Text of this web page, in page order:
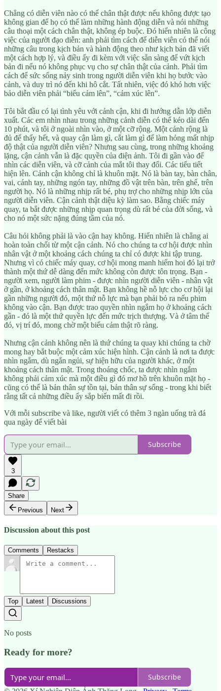
Chẳng có diễn viên nào có thể chân thật được nếu không được tạo
không gian để họ có thể làm những hành động diễn và nói những
câu thoại một cách chân thật, không ép buộc. Đó hiển nhiên là công
việc của người đạo diễn: anh phải tìm cách để diễn viên có thể nói
những câu trong kịch bản và hành động theo như kịch bản đã viết
một cách hợp lý, và điều ấy đi kèm với việc sẵn sàng để vứt kịch
bản đi nếu nó không phục vụ cho sự chân thật của cảnh. Phải tìm
cách để sức sống nảy sinh trong người diễn viên khi họ bước vào
cảnh, và duy trì nó đến khi hô cắt. Tất nhiên, việc đó khó hơn việc
bảo diễn viên phải “biểu cảm lên”, “cảm xúc lên”.
Tôi bắt đầu có lại tình yêu với cảnh cận, khi đi hướng dẫn lớp diễn
xuất. Các em nhìn nhau trong những cảnh diễn có thể kéo dài đến
10 phút, và tôi ở ngoài nhìn vào, ở một cỡ rộng. Một cảnh rộng là
đủ để thấy hết, và quay cận làm gì, cắt làm gì để làm hỏng mất nhịp
độ thật của người diễn viên? Nhưng sau cùng, trong những khoảng
lặng, cận cảnh vẫn là đặc quyền của điện ảnh. Tôi đi gần vào để
nhìn các diễn viên, và cỡ cảnh của mắt tôi thay đổi. Các tiểu tiết
hiện lên. Cảnh cận không chỉ là khuôn mặt. Nó là bàn tay, bàn chân,
vai, cánh tay, những ngón tay, những đồ vật trên bàn, trên ghế, trên
người họ. Nó là những nhịp rất bé, phụ trợ cho những nhịp lớn của
người diễn viên. Cận cảnh thật diệu kỳ làm sao. Bằng chiếc máy
quay, ta bắt được những nhịp quan trọng dù rất bé của đời sống, và
cho nó một sức nặng đúng tầm của nó.
Câu hỏi không phải là vào cận hay không. Hiển nhiên là chẳng ai
hoàn toàn chối từ một cận cảnh. Nó cho chúng ta cơ hội được nhìn
nhân vật ở một khoảng cách chúng ta chỉ có được khi tập trung.
Nhưng vì có chiếc máy quay, cơ hội mong manh hiếm hoi đó lại trở
thành một thứ dễ dàng đến mức không còn được tôn trọng. Bạn -
người xem, người làm phim - được nhìn người diễn viên - nhân vật
ở gần, ở khoảng cách thân mật. Bạn không hề nỗ lực cho cơ hội lại
gần những người đó, một thứ nỗ lực mà bạn phải bỏ ra nếu phim
không vào cận. Bạn được trao quyền nhìn ngắm họ ở khoảng cách
gần - đó là một thứ quyền lực đến mức trịch thượng. Và ở tâm thế
đó, vị trí đó, mong chờ một biểu cảm thật rõ ràng.
Nhưng cận cảnh không nên là thứ chúng ta quay khi chúng ta chờ
mong hay bắt buộc một cảm xúc hiện hình. Cận cảnh là nơi ta được
nhìn ngắm, dù ngắn ngủi, sự hiện hữu của người khác, ở một
khoảng cách thân mật. Trong thoáng chốc, ta được nhìn ngắm
không phải cảm xúc mà một điều gì đó mơ hồ trên khuôn mặt họ -
cũng có thể là bản thân sự tồn tại, bản thân sự sống - trong khi biết
rằng tất cả những điều ấy sắp biến mất đi rồi.
Với mỗi subscribe và like, người viết có thêm 3 ngàn uống trà đá
qua ngày để viết bài
Subscribe
3
Share
Previous
Next
Discussion about this post
Comments Restacks
Top Latest Discussions
No posts
Ready for more?
Subscribe